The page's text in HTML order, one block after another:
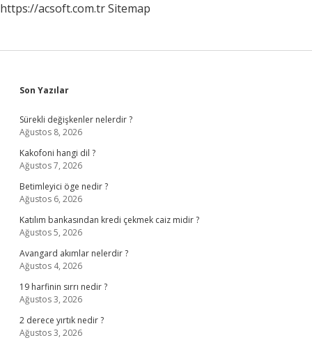
https://acsoft.com.trSitemap
Sidebar
Son Yazılar
Sürekli değişkenler nelerdir ?
Ağustos 8, 2026
Kakofoni hangi dil ?
Ağustos 7, 2026
Betimleyici öge nedir ?
Ağustos 6, 2026
Katılım bankasından kredi çekmek caiz midir ?
Ağustos 5, 2026
Avangard akımlar nelerdir ?
Ağustos 4, 2026
19 harfinin sırrı nedir ?
Ağustos 3, 2026
2 derece yırtık nedir ?
Ağustos 3, 2026